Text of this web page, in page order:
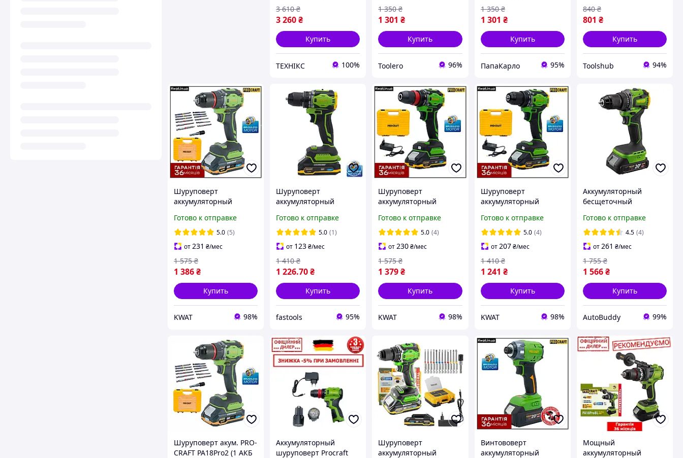
3 260₴
3 610 ₴
Купить
ТЕХНІКС 100%
1 301 ₴
1 350 ₴
Купить
Toolero 96%
1 301 ₴
1 350 ₴
Купить
ПапаКарло 95%
801 ₴
840 ₴
Купить
Toolshub 94%
Шуруповерт
аккумуляторный
бесщеточный АКБ
TURBO 20 В 2 Ач Кейс и
набор бит
Готово к отправке
5.0 (5)
от 231 ₴/мес
1 386₴
1 575 ₴
Купить
KWAT 98%
Шуруповерт
аккумуляторный
2Аг
Готово к отправке
5.0 (1)
от 123₴/мес
1 226.70₴
1 410 ₴
Купить
fastools 95%
Шуруповерт
аккумуляторный
безщеточный 30 Нм 20
В 2 Ач Зарядное
устройство
Готово к отправке
5.0 (4)
от230₴/мес
1 379₴
1 575 ₴
Купить
KWAT 98%
Шуруповерт
аккумуляторный
бесщеточный 30 Нм 20
В 2.0 Ач ЗП
Готово к отправке
5.0 (4)
от 207 ₴/мес
1 241 ₴
1 410 ₴
Купить
KWAT 98%
Аккумуляторный
бесщеточный
PA20Li 20В 2.0Ач с
кейсом
Готово к отправке
4.5 (4)
от 261 ₴/мес
1 566₴
1 755 ₴
Купить
AutoBuddy 99%
Шуруповерт акум. PRO-
CRAFT PA18Pro2 (1 АКБ
Аккумуляторный
шуруповерт Procraft
Шуруповерт
аккумуляторный
Винтововерт
аккумуляторный
Мощный
аккумуляторный